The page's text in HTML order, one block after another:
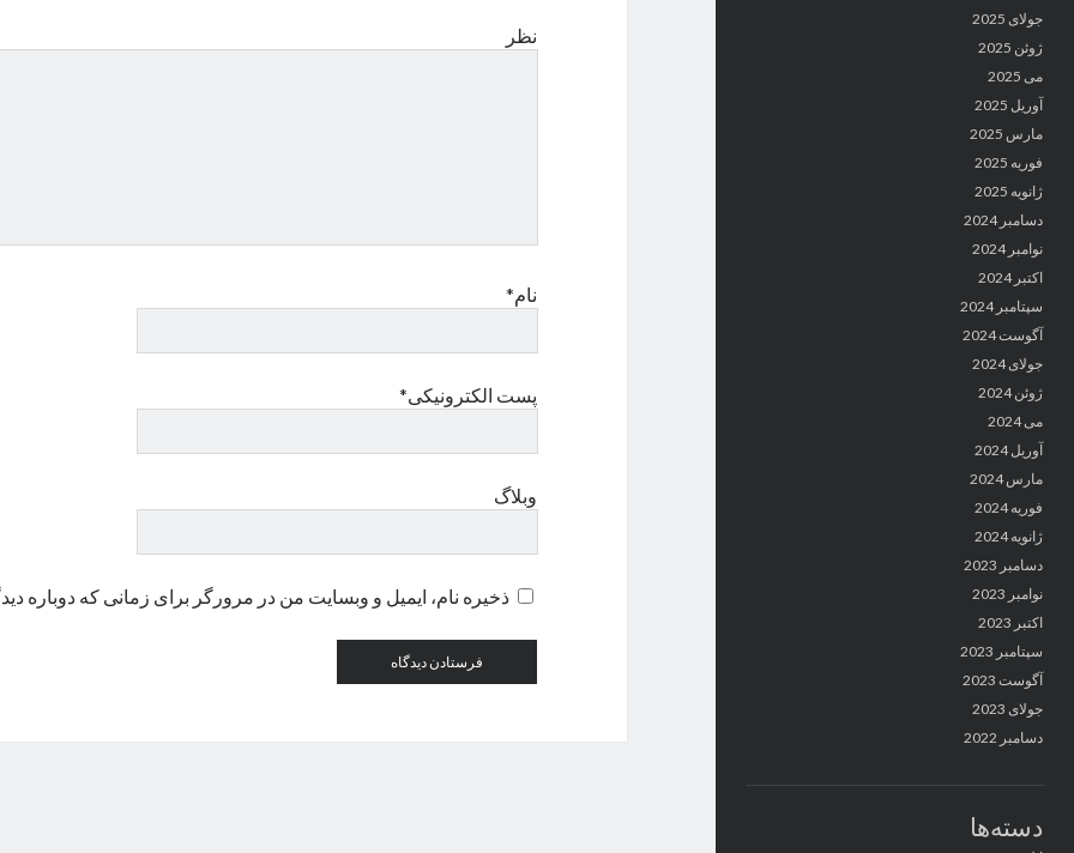
جولای 2025
ژوئن 2025
می 2025
آوریل 2025
مارس 2025
فوریه 2025
ژانویه 2025
دسامبر 2024
نوامبر 2024
اکتبر 2024
سپتامبر 2024
آگوست 2024
جولای 2024
ژوئن 2024
می 2024
آوریل 2024
مارس 2024
فوریه 2024
ژانویه 2024
دسامبر 2023
نوامبر 2023
اکتبر 2023
سپتامبر 2023
آگوست 2023
جولای 2023
دسامبر 2022
دسته‌ها
نظر
نام*
پست الکترونیکی*
وبلاگ
ذخیره نام، ایمیل و وبسایت من در مرورگر برای زمانی که دوباره